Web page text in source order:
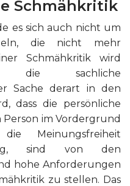
Schmähkritik
es sich auch nicht um
die nicht mehr
Schmähkritik wird
die sachliche
Sache derart in den
dass die persönliche
im Vordergrund
Meinungsfreiheit
sind von den
hohe Anforderungen
zu stellen. Das